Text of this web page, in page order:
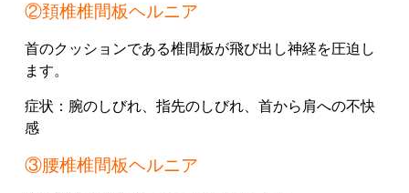
②頚椎椎間板ヘルニア
首のクッションである椎間板が飛び出し神経を圧迫し
ます。
症状： 腕のしびれ、 指先のしびれ、 首から肩への不快
感
③腰椎椎間板ヘルニア